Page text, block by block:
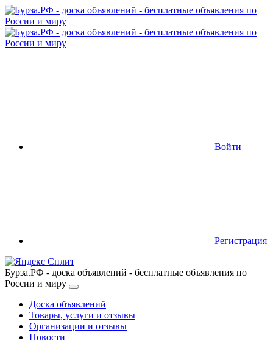
Войти
Регистрация
Бурза.РФ - доска объявлений - бесплатные объявления по
России и миру
Доска объявлений
Товары, услуги и отзывы
Организации и отзывы
Новости